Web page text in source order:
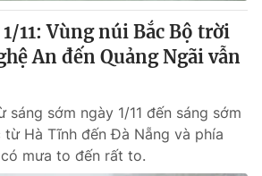
11: Vùng núi Bắc Bộ trời
An đến Quảng Ngãi vẫn
sáng sớm ngày 1/11 đến sáng sớm
từ Hà Tĩnh đến Đà Nẵng và phía
mưa to đến rất to.